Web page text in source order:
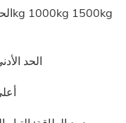
الحد الأدنى
أعلى